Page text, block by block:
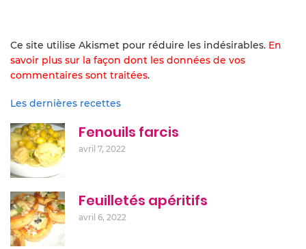
Ce site utilise Akismet pour réduire les indésirables. En
savoir plus sur la façon dont les données de vos
commentaires sont traitées.
Les dernières recettes
Fenouils farcis
avril 7, 2022
Feuilletés apéritifs
avril 6, 2022